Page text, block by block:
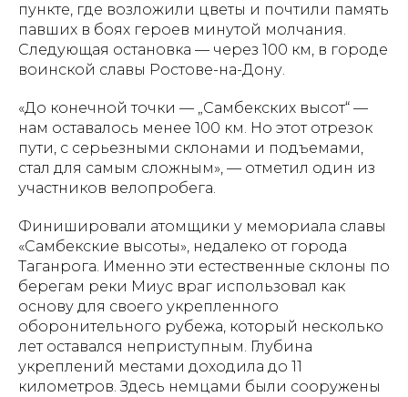
пункте, где возложили цветы и почтили память
павших в боях героев минутой молчания.
Следующая остановка — через 100 км, в городе
воинской славы Ростове-на-Дону.
«До конечной точки — „Самбекских высот“ —
нам оставалось менее 100 км. Но этот отрезок
пути, с серьезными склонами и подъемами,
стал для самым сложным», — отметил один из
участников велопробега.
Финишировали атомщики у мемориала славы
«Самбекские высоты», недалеко от города
Таганрога. Именно эти естественные склоны по
берегам реки Миус враг использовал как
основу для своего укрепленного
оборонительного рубежа, который несколько
лет оставался неприступным. Глубина
укреплений местами доходила до 11
километров. Здесь немцами были сооружены